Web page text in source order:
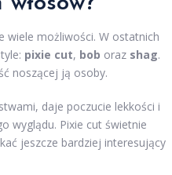
wiele możliwości. W ostatnich
pixie cut, bob oraz shag.
noszącej ją osoby.
daje poczucie lekkości i
wyglądu. Pixie cut świetnie
jeszcze bardziej interesujący